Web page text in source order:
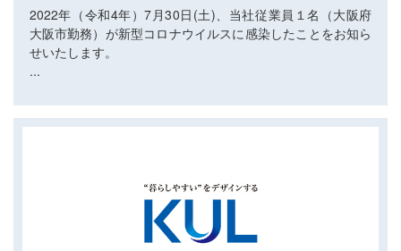
2022年（令和4年）7月30日(土)、当社従業員１名（大阪府
大阪市勤務）が新型コロナウイルスに感染したことをお知ら
せいたします。
...